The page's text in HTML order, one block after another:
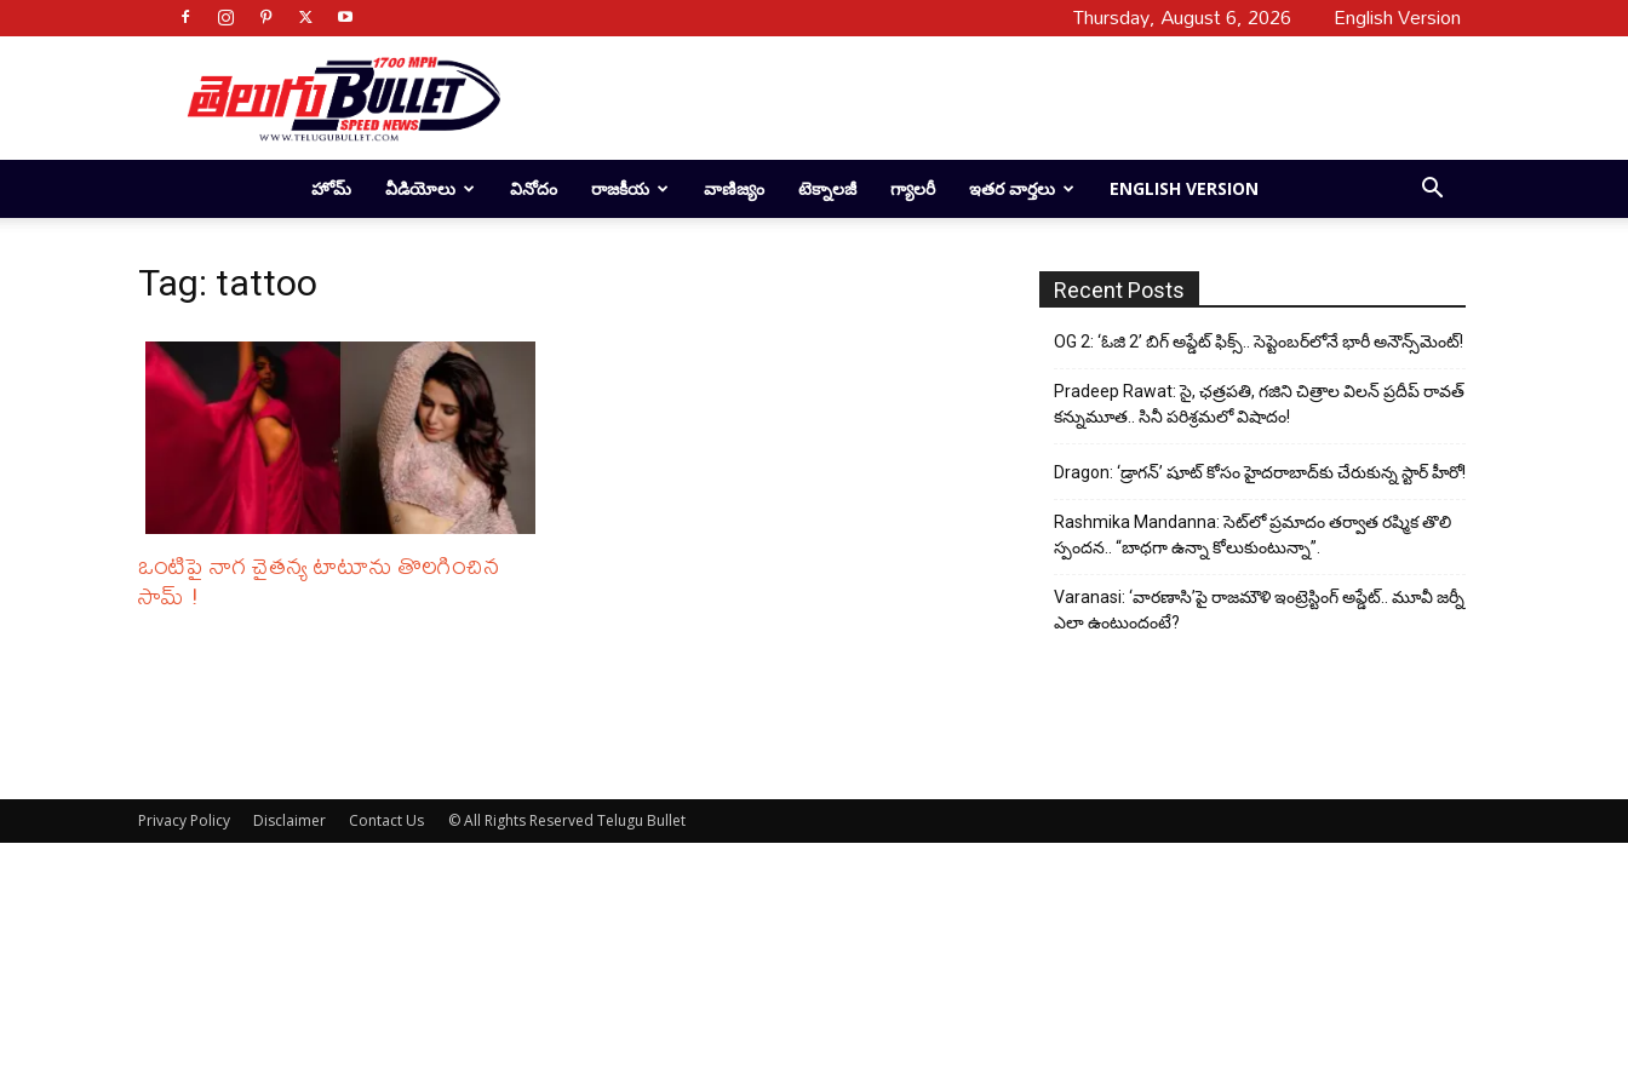
Thursday, August 6, 2026 English Version
Telugu
Bullet
హోమ్ వీడియోలు వినోదం రాజకీయ వాణిజ్యం టెక్నాలజీ గ్యాలరీ ఇతర వార్తలు ENGLISH VERSION
Tag: tattoo
ఒంటిపై నాగ చైతన్య టాటూను తొలగించిన
సామ్ !
Recent Posts
OG 2: ‘ఓజి 2’ బిగ్ అప్డేట్ ఫిక్స్.. సెప్టెంబర్‌లోనే భారీ అనౌన్స్‌మెంట్!
Pradeep Rawat: సై, ఛత్రపతి, గజిని చిత్రాల విలన్ ప్రదీప్ రావత్
కన్నుమూత.. సినీ పరిశ్రమలో విషాదం!
Dragon: ‘డ్రాగన్’ షూట్ కోసం హైదరాబాద్‌కు చేరుకున్న స్టార్ హీరో!
Rashmika Mandanna: సెట్‌లో ప్రమాదం తర్వాత రష్మిక తొలి
స్పందన.. “బాధగా ఉన్నా కోలుకుంటున్నా”.
Varanasi: ‘వారణాసి’పై రాజమౌళి ఇంట్రెస్టింగ్ అప్డేట్.. మూవీ జర్నీ
ఎలా ఉంటుందంటే?
Privacy Policy Disclaimer Contact Us © All Rights Reserved Telugu Bullet